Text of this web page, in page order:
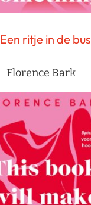
Een ritje in de bus
Florence Bark